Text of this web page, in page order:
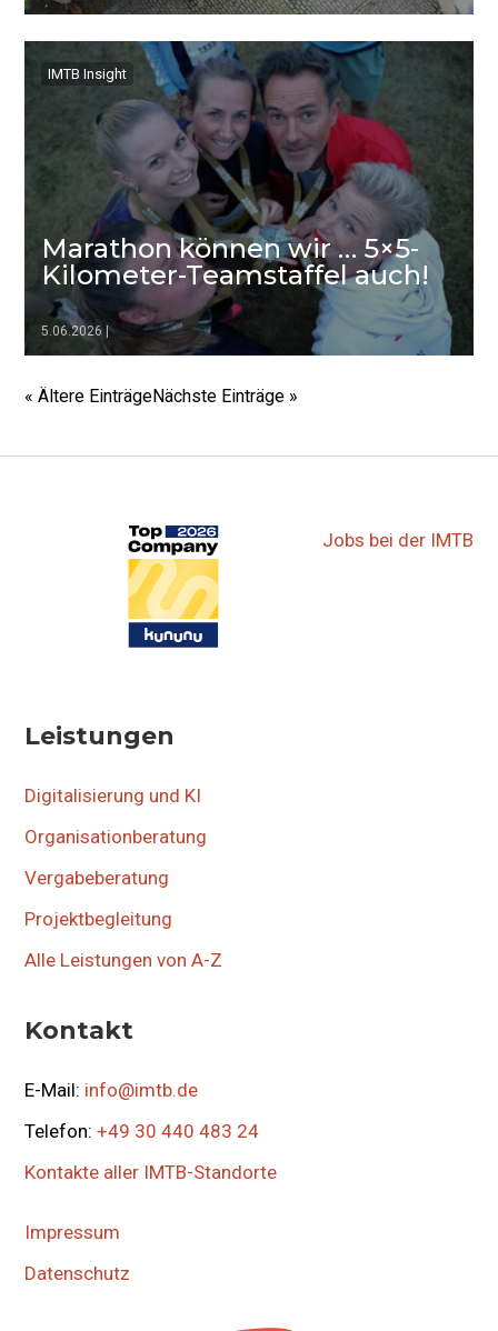
IMTB Insight
Marathon können wir … 5×5-
Kilometer-Teamstaffel auch!
5.06.2026 |
▷▷▷
« Ältere EinträgeNächste Einträge »
Jobs bei der IMTB
Leistungen
Digitalisierung und KI
Organisationberatung
Vergabeberatung
Projektbegleitung
Alle Leistungen von A-Z
Kontakt
E-Mail: info@imtb.de
Telefon:+49 30 440 483 24
Kontakte aller IMTB-Standorte
Impressum
Datenschutz